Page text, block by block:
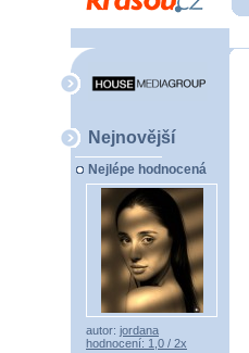
Nejnovější
Nejlépe hodnocená
autor: jordana
hodnocení: 1,0 / 2x